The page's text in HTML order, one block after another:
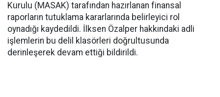
Kurulu (MASAK) tarafından hazırlanan finansal
raporların tutuklama kararlarında belirleyici rol
oynadığı kaydedildi. İlksen Özalper hakkındaki adli
işlemlerin bu delil klasörleri doğrultusunda
derinleşerek devam ettiği bildirildi.